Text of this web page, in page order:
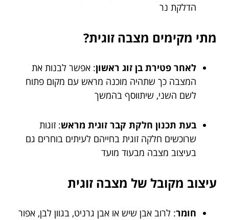
הדלקת נר
מתי מקימים מצבה זוגית?
לאחר פטירת בן זוג ראשון: אפשר לבנות את
המצבה כך שתהיה מוכנה מראש עם מקום פתוח
לשם השני, שיתווסף בהמשך
בעת תכנון חלקת קבר זוגית מראש: זוגות
שרוכשים חלקה זוגית בחייהם לעיתים בוחרים גם
בעיצוב מצבה מבעוד מועד
עיצוב מקובל של מצבה זוגית
חומר: לרוב אבן שיש או אבן גרניט, בגוון לבן, אפור